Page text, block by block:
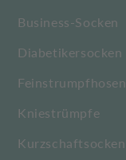
Business-Socken
Diabetikersocken
Feinstrumpfhosen
Kniestrümpfe
Kurzschaftsocken